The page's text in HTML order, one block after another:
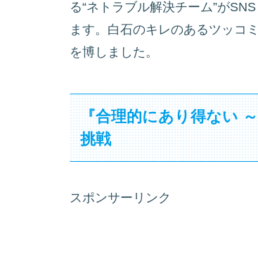
る“ネトラブル解決チーム”が
ます。白石のキレのあるツッコ
を博しました。
『合理的にあり得ない
挑戦
スポンサーリンク